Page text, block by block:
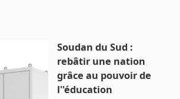
Soudan du Sud :
rebâtir une nation
grâce au pouvoir de
l''éducation